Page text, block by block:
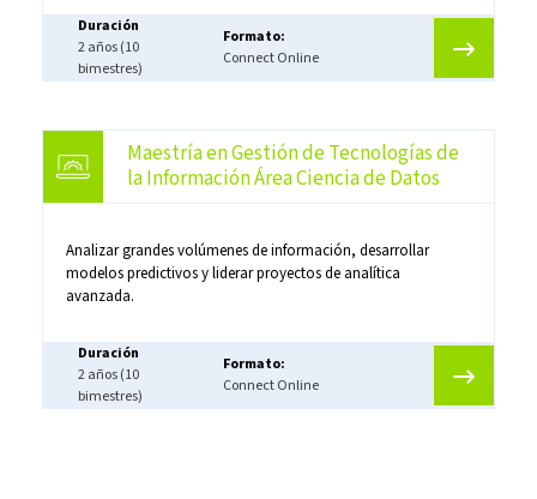
Duración
2 años (10
bimestres)
Formato:
Connect Online
Maestría en Gestión de Tecnologías de
la Información Área Ciencia de Datos
Analizar grandes volúmenes de información, desarrollar
modelos predictivos y liderar proyectos de analítica
avanzada.
Duración
2 años (10
bimestres)
Formato:
Connect Online